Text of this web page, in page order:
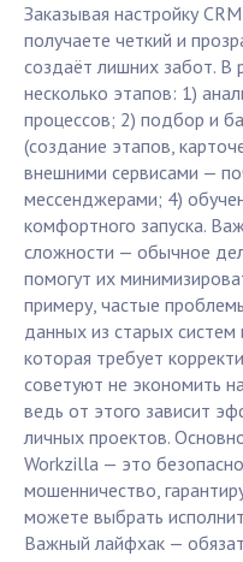
Заказывая настройку
получаете четкий и
создаёт лишних забот.
несколько этапов: 1)
процессов; 2) подбор и
(создание этапов,
внешними сервисами —
мессенджерами; 4)
комфортного запуска.
сложности — обычное
помогут их
примеру, частые
данных из старых систем
которая требует
советуют не экономить
ведь от этого зависит
личных проектов.
Workzilla — это
мошенничество,
можете выбрать
Важный лайфхак —